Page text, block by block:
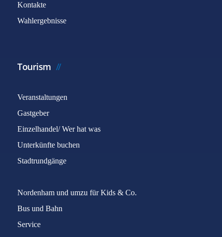
Kontakte
Wahlergebnisse
Tourism
Veranstaltungen
Gastgeber
Einzelhandel/ Wer hat was
Unterkünfte buchen
Stadtrundgänge
Nordenham und umzu für Kids & Co.
Bus und Bahn
Service